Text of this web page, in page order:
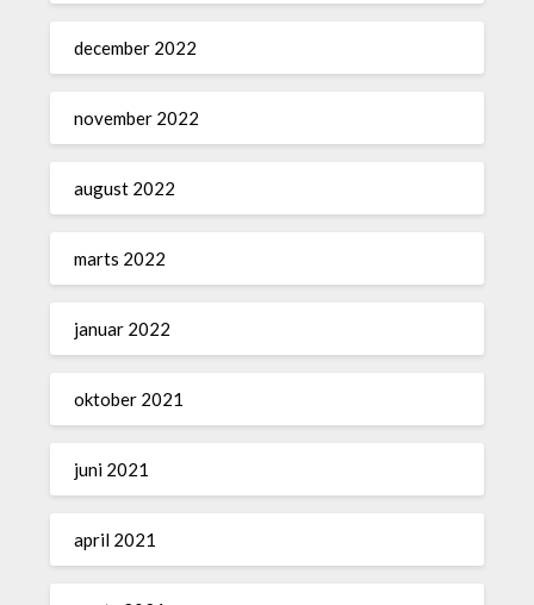
december 2022
november 2022
august 2022
marts 2022
januar 2022
oktober 2021
juni 2021
april 2021